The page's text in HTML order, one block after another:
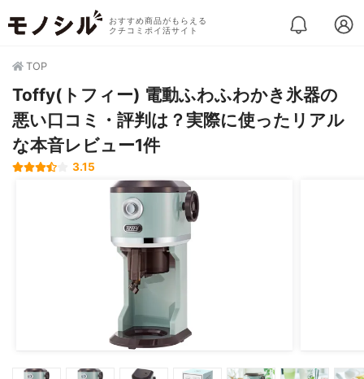
おすすめ商品がもらえる
クチコミポイ活サイト
TOP
Toffy(トフィー) 電動ふわふわかき氷器の
悪い口コミ・評判は？実際に使ったリアル
な本音レビュー1件
3.15